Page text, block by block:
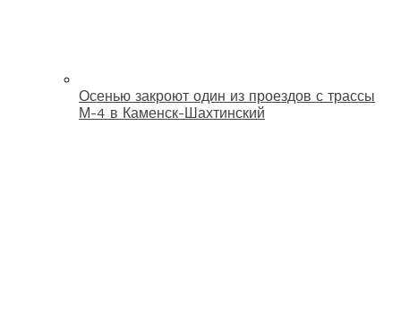
Осенью закроют один из проездов с трассы
М-4 в Каменск-Шахтинский